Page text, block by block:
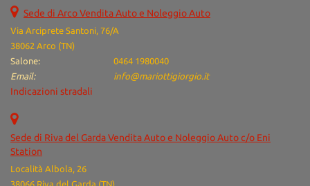
Sede di Arco Vendita Auto e Noleggio Auto
Via Arciprete Santoni, 76/A
38062 Arco (TN)
Salone:
0464 1980040
Email:
info@mariottigiorgio.it
Indicazioni stradali
Sede di Riva del Garda Vendita Auto e Noleggio Auto c/o Eni
Station
Località Albola, 26
Salva
impostazioni